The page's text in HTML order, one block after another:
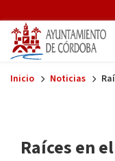
Inicio Noticias
Raíces en